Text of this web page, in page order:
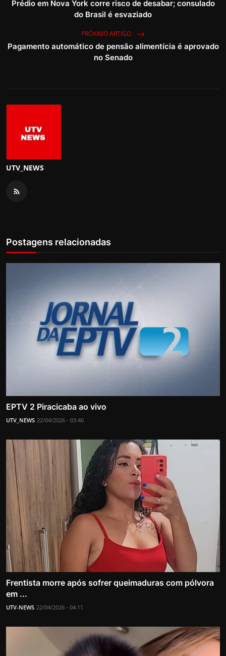
Prédio em Nova York corre risco de desabar; consulado
do Brasil é esvaziado
PRÓXIMO ARTIGO
Pagamento automático de pensão alimentícia é aprovado
no Senado
UTV_NEWS
Postagens relacionadas
EPTV 2 Piracicaba ao vivo
UTV_NEWS 22/04/2026 - 03:40
Frentista morre após sofrer queimaduras com pólvora
em ...
UTV-NEWS 22/04/2026 - 04:11